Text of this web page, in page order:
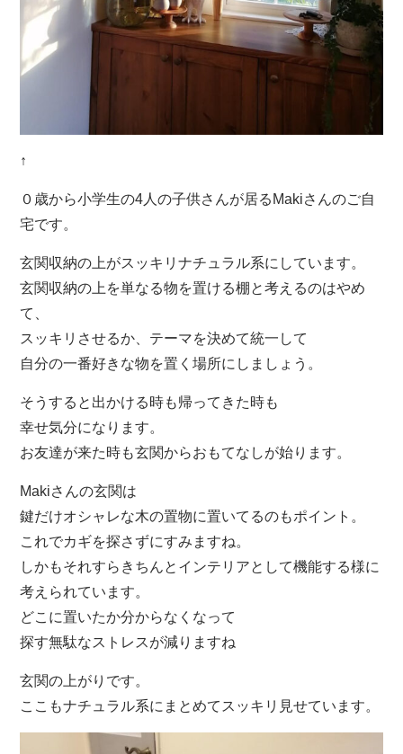
↑
０歳から小学生の4人の子供さんが居るMakiさんのご自
宅です。
玄関収納の上がスッキリナチュラル系にしています。
玄関収納の上を単なる物を置ける棚と考えるのはやめ
て、
スッキリさせるか、テーマを決めて統一して
自分の一番好きな物を置く場所にしましょう。
そうすると出かける時も帰ってきた時も
幸せ気分になります。
お友達が来た時も玄関からおもてなしが始ります。
Makiさんの玄関は
鍵だけオシャレな木の置物に置いてるのもポイント。
これでカギを探さずにすみますね。
しかもそれすらきちんとインテリアとして機能する様に
考えられています。
どこに置いたか分からなくなって
探す無駄なストレスが減りますね
玄関の上がりです。
ここもナチュラル系にまとめてスッキリ見せています。